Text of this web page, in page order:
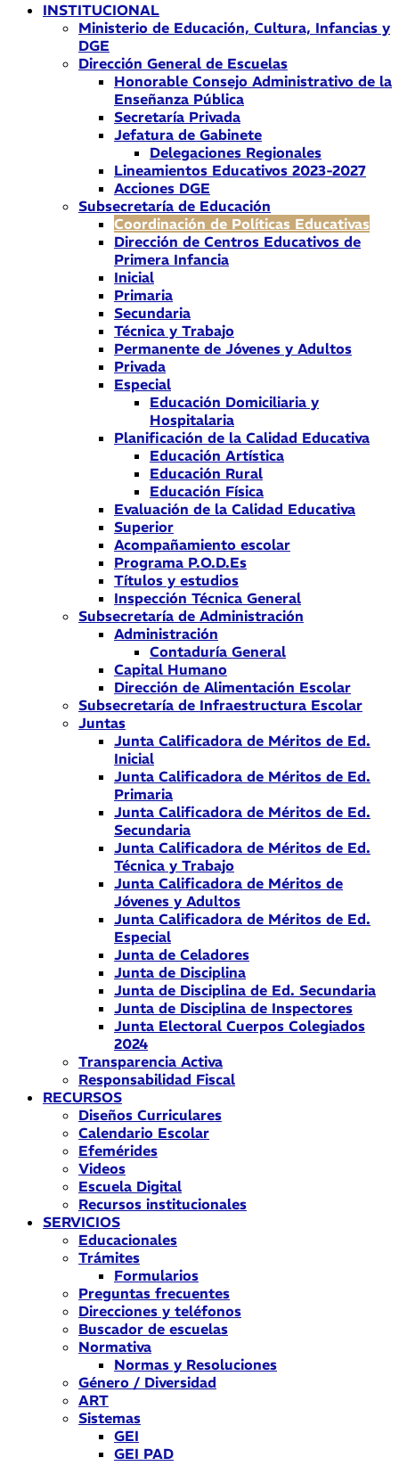
INSTITUCIONAL
Ministerio de Educación, Cultura, Infancias y
DGE
Dirección General de Escuelas
Honorable Consejo Administrativo de la
Enseñanza Pública
Secretaría Privada
Jefatura de Gabinete
Delegaciones Regionales
Lineamientos Educativos 2023-2027
Acciones DGE
Subsecretaría de Educación
Coordinación de Políticas Educativas
Dirección de Centros Educativos de
Primera Infancia
Inicial
Primaria
Secundaria
Técnica y Trabajo
Permanente de Jóvenes y Adultos
Privada
Especial
Educación Domiciliaria y
Hospitalaria
Planificación de la Calidad Educativa
Educación Artística
Educación Rural
Educación Física
Evaluación de la Calidad Educativa
Superior
Acompañamiento escolar
Programa P.O.D.Es
Títulos y estudios
Inspección Técnica General
Subsecretaría de Administración
Administración
Contaduría General
Capital Humano
Dirección de Alimentación Escolar
Subsecretaría de Infraestructura Escolar
Juntas
Junta Calificadora de Méritos de Ed.
Inicial
Junta Calificadora de Méritos de Ed.
Primaria
Junta Calificadora de Méritos de Ed.
Secundaria
Junta Calificadora de Méritos de Ed.
Técnica y Trabajo
Junta Calificadora de Méritos de
Jóvenes y Adultos
Junta Calificadora de Méritos de Ed.
Especial
Junta de Celadores
Junta de Disciplina
Junta de Disciplina de Ed. Secundaria
Junta de Disciplina de Inspectores
Junta Electoral Cuerpos Colegiados
2024
Transparencia Activa
Responsabilidad Fiscal
RECURSOS
Diseños Curriculares
Calendario Escolar
Efemérides
Videos
Escuela Digital
Recursos institucionales
SERVICIOS
Educacionales
Trámites
Formularios
Preguntas frecuentes
Direcciones y teléfonos
Buscador de escuelas
Normativa
Normas y Resoluciones
Género / Diversidad
ART
Sistemas
GEI
GEI PAD